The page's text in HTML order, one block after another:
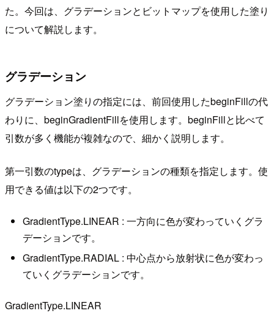
た。今回は、グラデーションとビットマップを使用した塗り
について解説します。
グラデーション
グラデーション塗りの指定には、前回使用したbeginFillの代
わりに、beginGradientFillを使用します。beginFillと比べて
引数が多く機能が複雑なので、細かく説明します。
第一引数のtypeは、グラデーションの種類を指定します。使
用できる値は以下の2つです。
GradientType.LINEAR : 一方向に色が変わっていくグラ
デーションです。
GradientType.RADIAL : 中心点から放射状に色が変わっ
ていくグラデーションです。
GradientType.LINEAR